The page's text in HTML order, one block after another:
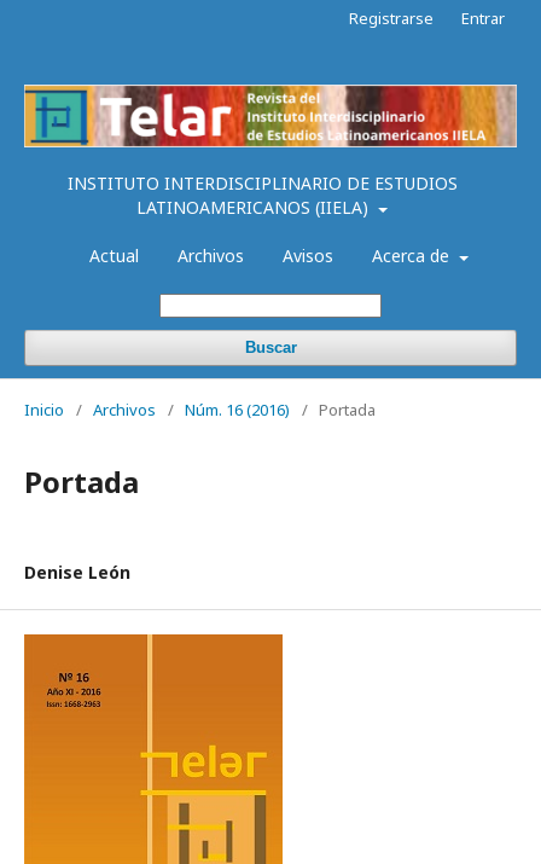
INSTITUTO INTERDISCIPLINARIO DE ESTUDIOS
LATINOAMERICANOS (IIELA)
Actual Archivos Avisos Acerca de
Buscar
Registrarse Entrar
Inicio / Archivos / Núm. 16 (2016) / Portada
Portada
Denise León